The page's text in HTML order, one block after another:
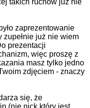
takich ruchów już nie
zaprezentowanie
zupełnie już nie wiem
prezentacji
więc proszę z
masz tylko jedno
zdjęciem - znaczy
się, że
(nie nick który jest